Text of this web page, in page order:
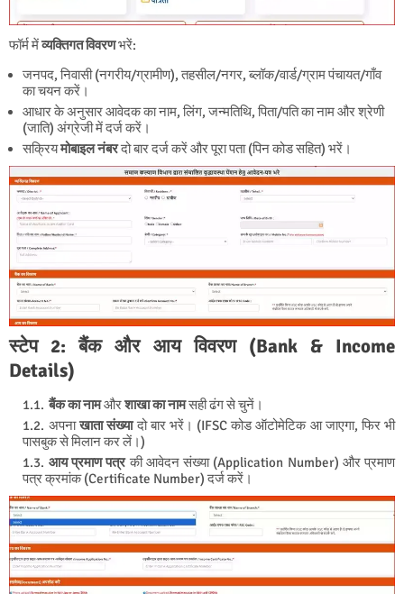
फॉर्म मेंव्यक्तिगत विवरणभरें:
जनपद, निवासी (नगरीय/ग्रामीण), तहसील/नगर, ब्लॉक/वार्ड/ग्राम पंचायत/गाँव
का चयन करें।
आधार के अनुसार आवेदक का नाम, लिंग, जन्मतिथि, पिता/पति का नाम और श्रेणी
(जाति) अंग्रेजी में दर्ज करें।
सक्रियमोबाइल नंबरदो बार दर्ज करें और पूरा पता (पिन कोड सहित) भरें।
स्टेप 2: बैंक और आय विवरण (Bank & Income
Details)
बैंक का नामऔरशाखा का नामसही ढंग से चुनें।
अपनाखाता संख्यादो बार भरें। (IFSC कोड ऑटोमेटिक आ जाएगा, फिर भी
पासबुक से मिलान कर लें।)
आय प्रमाण पत्रकी आवेदन संख्या (Application Number) और प्रमाण
पत्र क्रमांक (Certificate Number) दर्ज करें।